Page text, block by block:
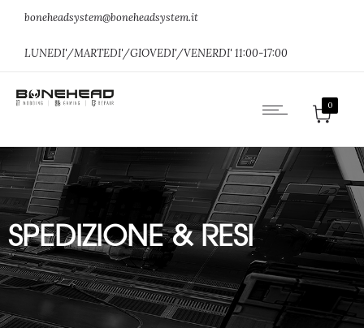
boneheadsystem@boneheadsystem.it
LUNEDI'/MARTEDI'/GIOVEDI'/VENERDI' 11:00-17:00
0
SPEDIZIONE & RESI